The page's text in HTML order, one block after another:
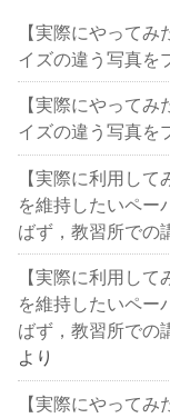
【実際にやって
イズの違う写真を
【実際にやって
イズの違う写真を
【実際に利用し
を維持したいペ
ばず，教習所で
【実際に利用し
を維持したいペ
ばず，教習所で
より
【実際にやって